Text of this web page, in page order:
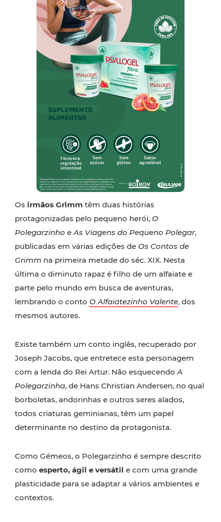
Os irmãos Grimm têm duas histórias
protagonizadas pelo pequeno herói, O
Polegarzinho eAs Viagens do Pequeno Polegar,
publicadas em várias edições de Os Contos de
Grimm na primeira metade do séc. XIX. Nesta
última o diminuto rapaz é filho de um alfaiate e
parte pelo mundo em busca de aventuras,
lembrando o conto O Alfaiatezinho Valente, dos
mesmos autores.
Existe também um conto inglês, recuperado por
Joseph Jacobs, que entretece esta personagem
com a lenda do Rei Artur. Não esquecendoA
Polegarzinha, de Hans Christian Andersen, no qual
borboletas, andorinhas e outros seres alados,
todos criaturas geminianas, têm um papel
determinante no destino da protagonista.
Como Gémeos, o Polegarzinho é sempre descrito
como esperto, ágil e versátil e com uma grande
plasticidade para se adaptar a vários ambientes e
contextos.